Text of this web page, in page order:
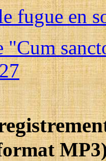
fugue en
"Cum